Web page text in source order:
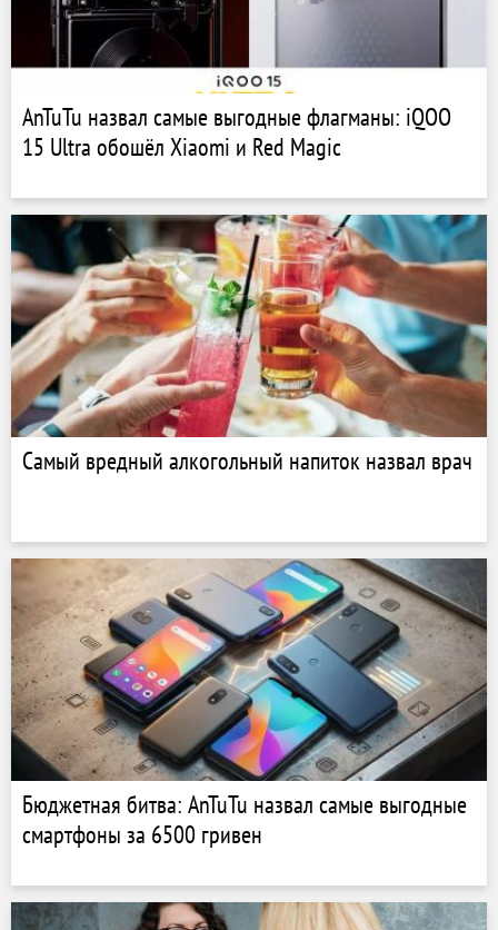
AnTuTu назвал самые выгодные флагманы: iQOO
15 Ultra обошёл Xiaomi и Red Magic
Самый вредный алкогольный напиток назвал врач
Бюджетная битва: AnTuTu назвал самые выгодные
смартфоны за 6500 гривен